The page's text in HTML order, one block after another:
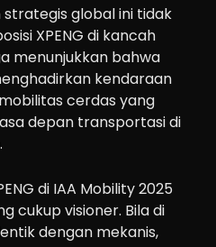
global ini tidak
XPENG di kancah
menunjukkan bahwa
kendaraan
cerdas yang
depan transportasi di
di IAA Mobility 2025
cukup visioner. Bila di
dengan mekanis,